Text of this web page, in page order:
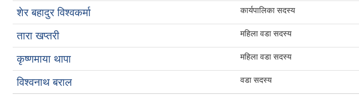
शेर बहादुर विश्वकर्मा कार्यपालिका सदस्य
तारा खप्तरी महिला वडा सदस्य
कृष्णमाया थापा महिला वडा सदस्य
विश्वनाथ बराल वडा सदस्य